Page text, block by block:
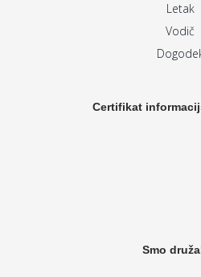
Letak
Vodič
Certifikat
Smo